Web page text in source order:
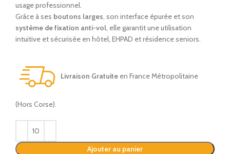
usage professionnel.
Grâce à ses boutons larges, son interface épurée et son
système de fixation anti-vol, elle garantit une utilisation
intuitive et sécurisée en hôtel, EHPAD et résidence seniors.
Livraison Gratuite en France Métropolitaine
(Hors Corse).
Ajouter au panier